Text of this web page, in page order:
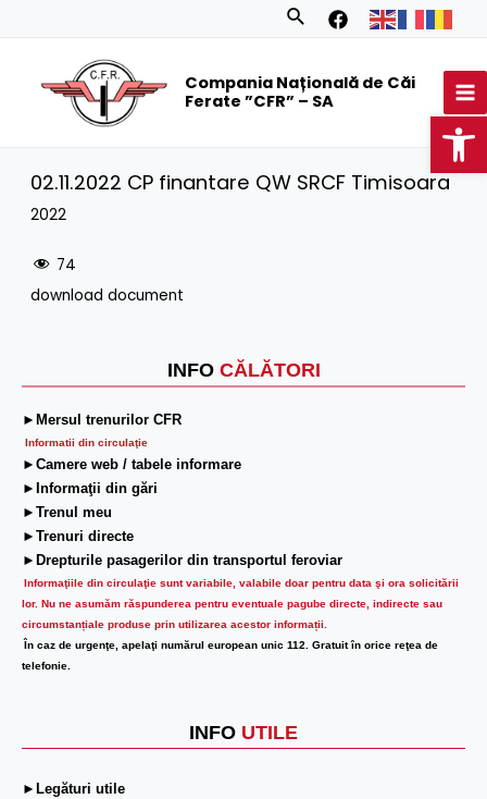
Search
Compania Națională de Căi
Ferate ”CFR” – SA
INFO CĂLĂTORI
►Mersul trenurilor CFR
Informatii din circulaţie
►Camere web / tabele informare
►Informaţii din gări
►Trenul meu
►Trenuri directe
►Drepturile pasagerilor din transportul feroviar
Informaţiile din circulaţie sunt variabile, valabile doar pentru data şi ora solicitării
lor. Nu ne asumăm răspunderea pentru eventuale pagube directe, indirecte sau
circumstanțiale produse prin utilizarea acestor informații.
În caz de urgenţe, apelaţi numărul european unic 112. Gratuit în orice reţea de
telefonie.
INFO UTILE
►Legături utile
02.11.2022 CP finantare QW SRCF Timisoara
2022
74
download document